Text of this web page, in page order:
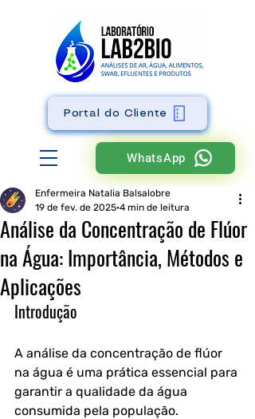
WhatsApp
Portal do Cliente
Análise da Concentração de Flúor
na Água: Importância, Métodos e
Aplicações
Enfermeira Natalia Balsalobre
19 de fev. de 2025 4 min de leitura
Introdução
A análise da concentração de flúor
na água é uma prática essencial para
garantir a qualidade da água
consumida pela população.